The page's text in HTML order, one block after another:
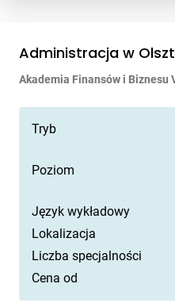
Administracja w
Akademia Finansów i Biznesu
Tryb
Poziom
Język wykładowy
Lokalizacja
Liczba specjalności
Cena od